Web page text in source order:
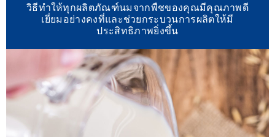
วิธีทำให้ทุกผลิตภัณฑ์นมจากพืชของคุณมีคุณภาพดี
เยี่ยมอย่างคงที่และช่วยกระบวนการผลิตให้มี
ประสิทธิภาพยิ่งขึ้น